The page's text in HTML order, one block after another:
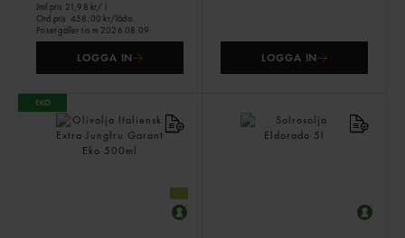
Jmf.pris 21,98 kr/ l
Ord.pris 458,00 kr/låda
Priset gäller t.o.m 2026.08.09
LOGGA IN LOGGA IN